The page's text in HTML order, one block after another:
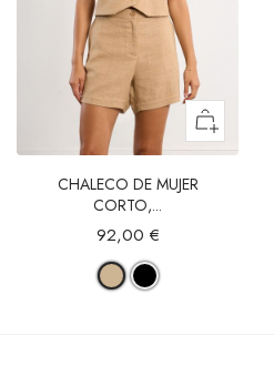
CHALECO DE MUJER
CORTO,...
92,00 €